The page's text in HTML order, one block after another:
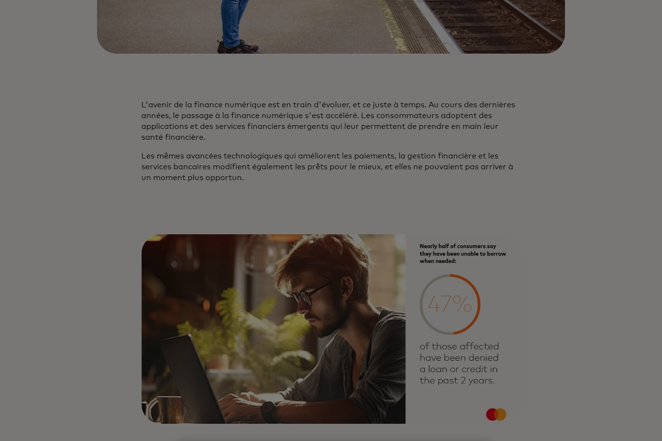
L'avenir de la finance numérique est en train d'évoluer, et ce juste à temps. Au cours des dernières
années, le passage à la finance numérique s'est accéléré. Les consommateurs adoptent des
applications et des services financiers émergents qui leur permettent de prendre en main leur
santé financière.
Les mêmes avancées technologiques qui améliorent les paiements, la gestion financière et les
services bancaires modifient également les prêts pour le mieux, et elles ne pouvaient pas arriver à
un moment plus opportun.